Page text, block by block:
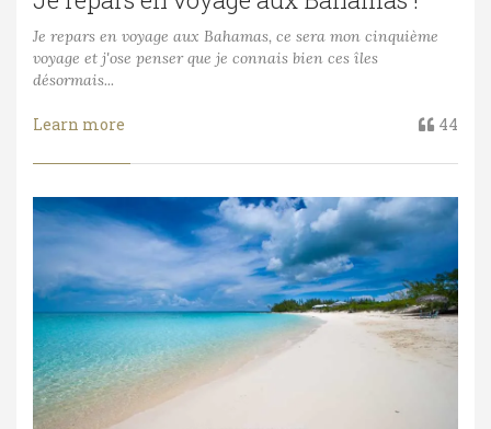
Je repars en voyage aux Bahamas, ce sera mon cinquième
voyage et j'ose penser que je connais bien ces îles
désormais...
Learn more 44